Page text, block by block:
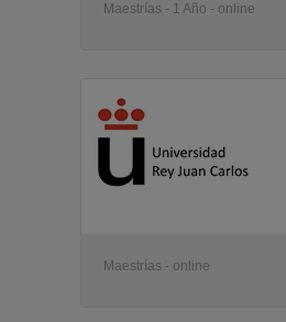
Maestrías - 1 Año - online
Maestrías - online